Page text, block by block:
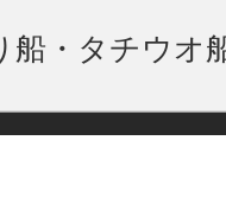
船・タチウオ